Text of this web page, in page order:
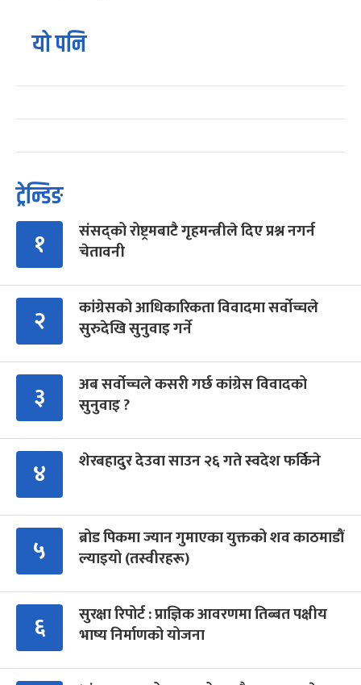
यो पनि
ट्रेन्डिङ
१
संसद्को रोष्ट्रमबाटै गृहमन्त्रीले दिए प्रश्न नगर्न
चेतावनी
२
कांग्रेसको आधिकारिकता विवादमा सर्वोच्चले
सुरुदेखि सुनुवाइ गर्ने
३
अब सर्वोच्चले कसरी गर्छ कांग्रेस विवादको
सुनुवाइ ?
४ शेरबहादुर देउवा साउन २६ गते स्वदेश फर्किने
५
ब्रोड पिकमा ज्यान गुमाएका युक्तको शव काठमाडौं
ल्याइयो (तस्वीरहरू)
६
सुरक्षा रिपोर्ट : प्राज्ञिक आवरणमा तिब्बत पक्षीय
भाष्य निर्माणको योजना